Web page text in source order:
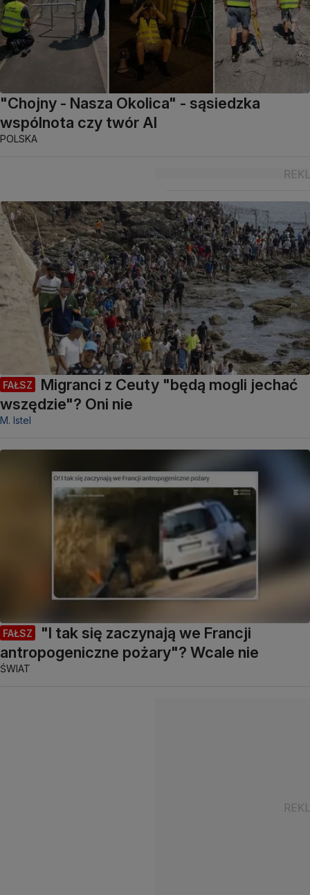
"Chojny - Nasza Okolica" - sąsiedzka
wspólnota czy twór AI
POLSKA
FAŁSZ
Migranci z Ceuty "będą mogli jechać
wszędzie"? Oni nie
M. Istel
FAŁSZ
"I tak się zaczynają we Francji
antropogeniczne pożary"? Wcale nie
ŚWIAT